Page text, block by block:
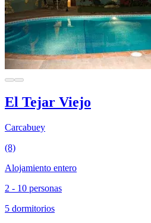
El Tejar Viejo
Carcabuey
(8)
Alojamiento entero
2 - 10 personas
5 dormitorios